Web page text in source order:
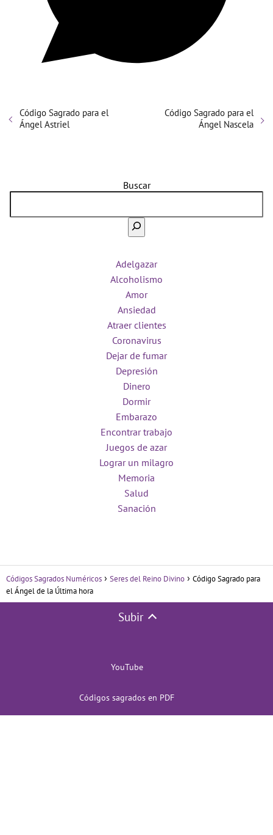
Código Sagrado para el
Ángel Astriel
Código Sagrado para el
Ángel Nascela
Buscar
Adelgazar
Alcoholismo
Amor
Ansiedad
Atraer clientes
Coronavirus
Dejar de fumar
Depresión
Dinero
Dormir
Embarazo
Encontrar trabajo
Juegos de azar
Lograr un milagro
Memoria
Salud
Sanación
Códigos Sagrados Numéricos Seres del Reino Divino
Código Sagrado para
el Ángel de la Última hora
Subir
YouTube
Códigos sagrados en PDF